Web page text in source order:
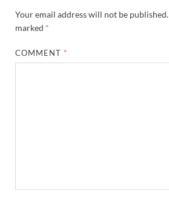
Your email address will not be published.
marked *
COMMENT *